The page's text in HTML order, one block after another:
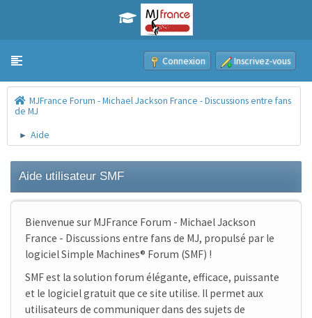
Toggle navigation Connexion Inscrivez-vous
MJFrance Forum - Michael Jackson France - Discussions entre fans
de MJ
► Aide
Aide utilisateur SMF
Bienvenue sur MJFrance Forum - Michael Jackson
France - Discussions entre fans de MJ, propulsé par le
logiciel Simple Machines® Forum (SMF) !
SMF est la solution forum élégante, efficace, puissante
et le logiciel gratuit que ce site utilise. Il permet aux
utilisateurs de communiquer dans des sujets de